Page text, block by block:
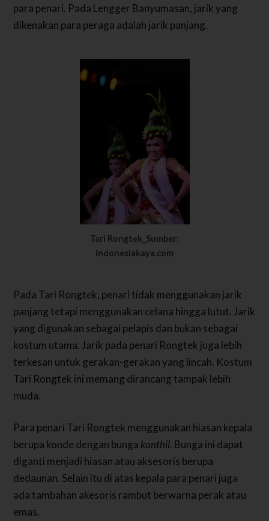
para penari. Pada Lengger Banyumasan, jarik yang
dikenakan para peraga adalah jarik panjang.
Tari Rongtek_Sumber:
indonesiakaya.com
Pada Tari Rongtek, penari tidak menggunakan jarik
panjang tetapi menggunakan celana hingga lutut. Jarik
yang digunakan sebagai pelapis dan bukan sebagai
kostum utama. Jarik pada penari Rongtek juga lebih
terkesan untuk gerakan-gerakan yang lincah. Kostum
Tari Rongtek ini memang dirancang tampak lebih
muda.
Para penari Tari Rongtek menggunakan hiasan kepala
berupa konde dengan bunga kanthil. Bunga ini dapat
diganti menjadi hiasan atau aksesoris berupa
dedaunan. Selain itu di atas kepala para penari juga
ada tambahan akesoris rambut berwarna perak atau
emas.